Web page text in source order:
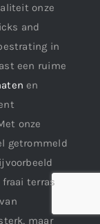
onze
and
in
een ruime
en
onze
getrommeld
terras
maar